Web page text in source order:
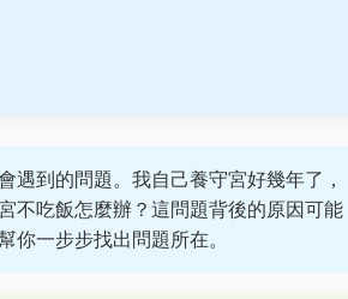
到的問題。我自己養守宮好幾年了，
不吃飯怎麼辦？這問題背後的原因可能
一步步找出問題所在。